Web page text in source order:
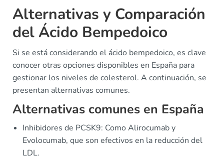
Alternativas y Comparación
del Ácido Bempedoico
Si se está considerando el ácido bempedoico, es clave
conocer otras opciones disponibles en España para
gestionar los niveles de colesterol. A continuación, se
presentan alternativas comunes.
Alternativas comunes en España
Inhibidores de PCSK9: Como Alirocumab y
Evolocumab, que son efectivos en la reducción del
LDL.